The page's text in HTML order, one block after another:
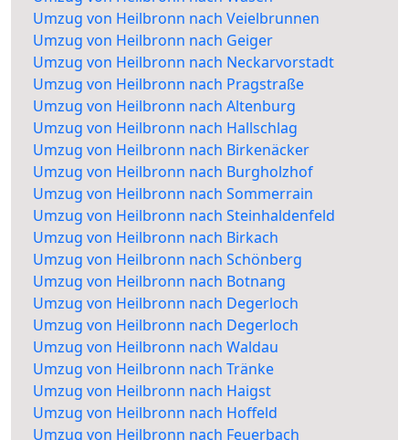
Umzug von Heilbronn nach Veielbrunnen
Umzug von Heilbronn nach Geiger
Umzug von Heilbronn nach Neckarvorstadt
Umzug von Heilbronn nach Pragstraße
Umzug von Heilbronn nach Altenburg
Umzug von Heilbronn nach Hallschlag
Umzug von Heilbronn nach Birkenäcker
Umzug von Heilbronn nach Burgholzhof
Umzug von Heilbronn nach Sommerrain
Umzug von Heilbronn nach Steinhaldenfeld
Umzug von Heilbronn nach Birkach
Umzug von Heilbronn nach Schönberg
Umzug von Heilbronn nach Botnang
Umzug von Heilbronn nach Degerloch
Umzug von Heilbronn nach Degerloch
Umzug von Heilbronn nach Waldau
Umzug von Heilbronn nach Tränke
Umzug von Heilbronn nach Haigst
Umzug von Heilbronn nach Hoffeld
Umzug von Heilbronn nach Feuerbach